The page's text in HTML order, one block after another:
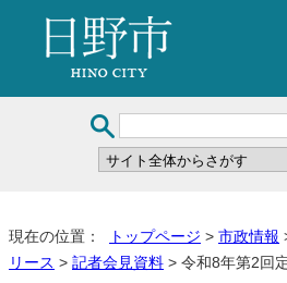
現在の位置： トップページ > 市政情報
リース > 記者会見資料 > 令和8年第2回